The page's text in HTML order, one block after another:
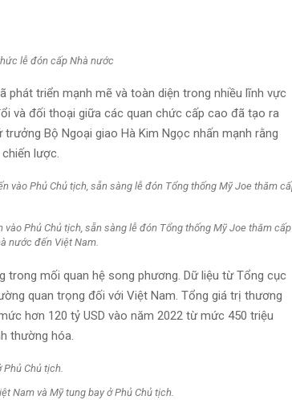
lễ đón cấp Nhà nước
phát triển mạnh mẽ và toàn diện trong nhiều lĩnh vực
và đối thoại giữa các quan chức cấp cao đã tạo ra
Bộ Ngoại giao Hà Kim Ngọc nhấn mạnh rằng
lược.
Phủ Chủ tịch, sẵn sàng lễ đón Tổng thống Mỹ Joe thăm cấp
nước đến Việt Nam.
trong mối quan hệ song phương. Dữ liệu từ Tổng cục
quan trọng đối với Việt Nam. Tổng giá trị thương
hơn 120 tỷ USD vào năm 2022 từ mức 450 triệu
thường hóa.
Nam và Mỹ tung bay ở Phủ Chủ tịch.